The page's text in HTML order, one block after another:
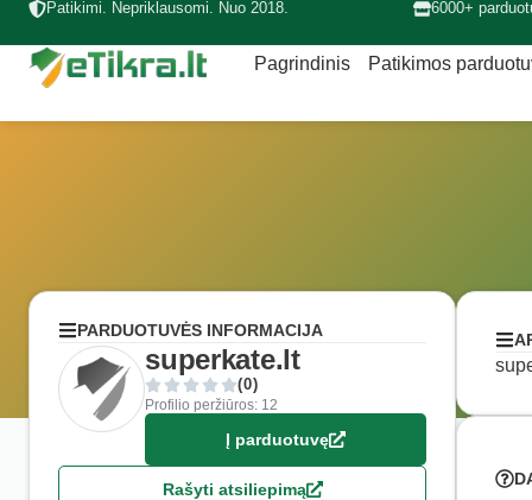
Patikimi. Nepriklausomi. Nuo 2018. 6000+
Pagrindinis Patikimos
PARDUOTUVĖS INFORMACIJA
superkate.lt
(0)
Profilio peržiūros: 12
Į parduotuvę
Rašyti atsiliepimą